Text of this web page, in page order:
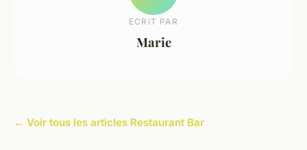
ECRIT PAR
Marie
← Voir tous les articles Restaurant Bar